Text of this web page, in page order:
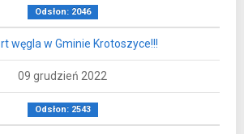
Odsłon: 2046
węgla w Gminie Krotoszyce!!!
09 grudzień 2022
Odsłon: 2543